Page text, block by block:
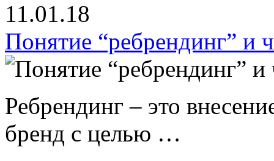
11.01.18
Понятие “ребрендинг” и
Ребрендинг – это
бренд с целью …